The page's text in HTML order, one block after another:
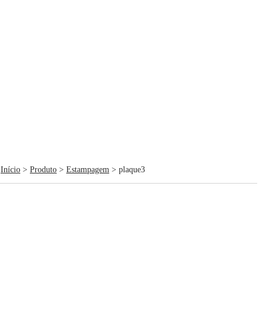
Início > Produto > Estampagem > plaque3